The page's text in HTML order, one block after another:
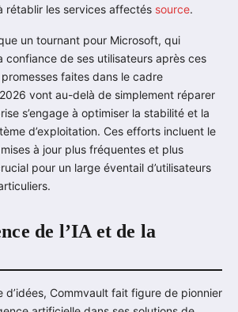
rétablir les services affectés source.
un tournant pour Microsoft, qui
confiance de ses utilisateurs après ces
faites dans le cadre
vont au-delà de simplement réparer
s’engage à optimiser la stabilité et la
d’exploitation. Ces efforts incluent le
à jour plus fréquentes et plus
pour un large éventail d’utilisateurs
de l’IA et de la
d’idées, Commvault fait figure de pionnier